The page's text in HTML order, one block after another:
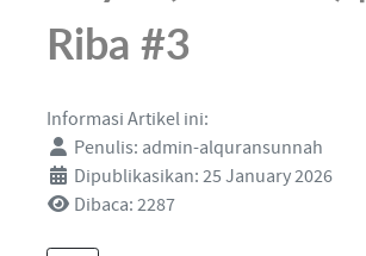
Riba #3
Informasi Artikel ini:
Penulis: admin-alquransunnah
Dipublikasikan: 25 January 2026
Dibaca: 2287